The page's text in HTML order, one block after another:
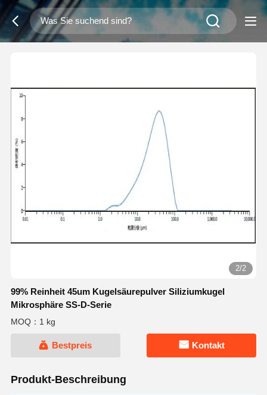
2/2
99% Reinheit 45um Kugelsäurepulver Siliziumkugel
Mikrosphäre SS-D-Serie
MOQ：1 kg
Bestpreis Kontakt
Produkt-Beschreibung